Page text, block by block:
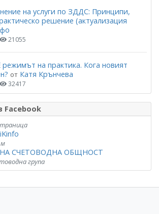
на услуги по ЗДДС: Принципи,
решение (актуализация
21055
на практика. Кога новият
от Катя Крънчева
32417
Facebook
СЧЕТОВОДНА ОБЩНОСТ
група